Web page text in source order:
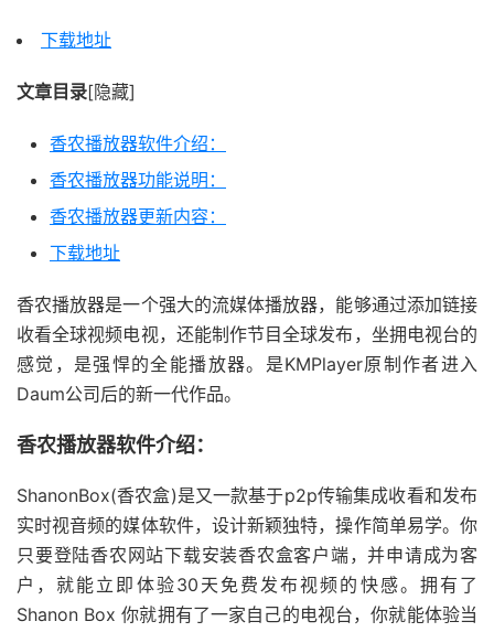
下载地址
文章目录[隐藏]
香农播放器软件介绍：
香农播放器功能说明：
香农播放器更新内容：
下载地址
香农播放器是一个强大的流媒体播放器，能够通过添加链接
收看全球视频电视，还能制作节目全球发布，坐拥电视台的
感觉，是强悍的全能播放器。是KMPlayer原制作者进入
Daum公司后的新一代作品。
香农播放器软件介绍：
ShanonBox(香农盒)是又一款基于p2p传输集成收看和发布
实时视音频的媒体软件，设计新颖独特，操作简单易学。你
只要登陆香农网站下载安装香农盒客户端，并申请成为客
户，就能立即体验30天免费发布视频的快感。拥有了
Shanon Box 你就拥有了一家自己的电视台，你就能体验当